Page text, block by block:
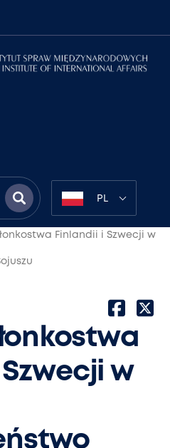
PL
Finlandii i Szwecji w
w